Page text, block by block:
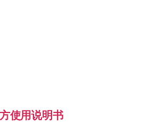
使用说明书